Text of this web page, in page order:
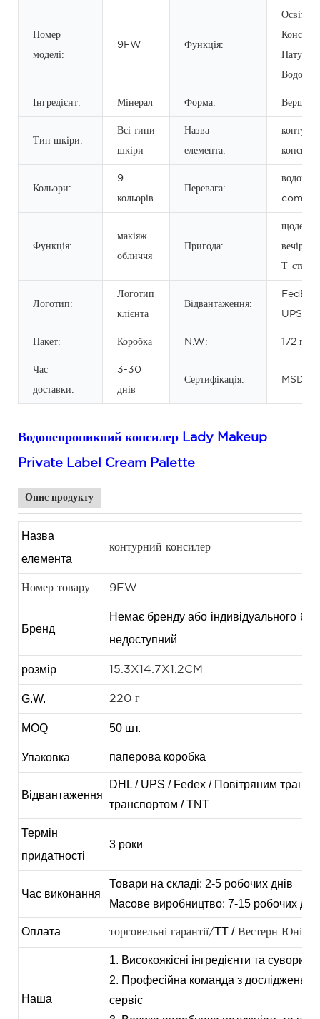
Номер
моделі:
9FW Функція:
Інгредієнт: Мінерал Форма: Вершки
Тип шкіри:
Всі типи
шкіри
Назва
елемента: консилер
Кольори:
9
кольорів
Перевага:
Функція:
макіяж
обличчя
Пригода: вечірка,
Т-стадія
Логотип:
Логотип
клієнта
Відвантаження:
FedEx
UPS
Пакет: Коробка N.W: 172 г
Час
доставки:
3-30
днів
Сертифікація: MSDS
Водонепроникний консилер Lady Makeup
Private Label Cream Palette
Опис продукту
Назва
елемента
контурний консилер
Номер товару 9FW
Бренд
Немає бренду або індивідуального
недоступний
розмір 15.3X14.7X1.2CM
G.W. 220 г
MOQ 50 шт.
Упаковка паперова коробка
Відвантаження
DHL / UPS / Fedex / Повітряним
транспортом / TNT
Термін
придатності
3 роки
Час виконання
Товари на складі: 2-5 робочих днів
Масове виробництво: 7-15 робочих
Оплата торговельні гарантії/TT / Вестерн
Наша
1. Високоякісні інгредієнти та суворий
2. Професійна команда з досліджень
сервіс